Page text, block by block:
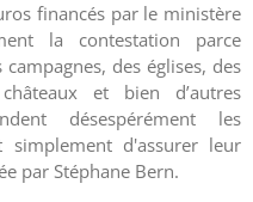
financés par le ministère
la contestation parce
des églises, des
et bien d’autres
désespérément les
simplement d'assurer leur
par Stéphane Bern.